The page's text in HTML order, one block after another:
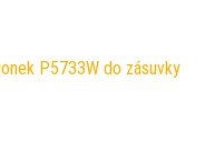
P5733W do zásuvky